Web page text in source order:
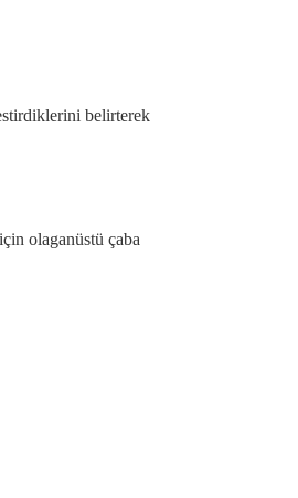
belirterek
olaganüstü çaba